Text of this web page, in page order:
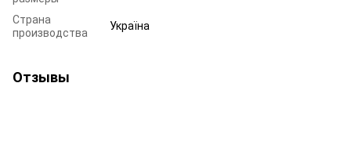
Страна
производства
Україна
Отзывы